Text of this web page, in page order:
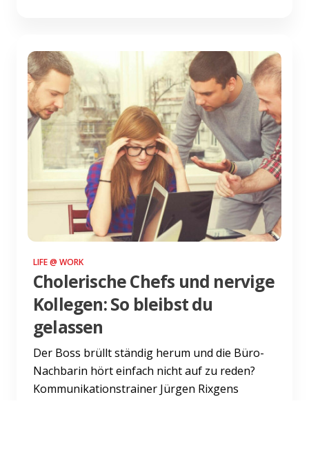
LIFE @ WORK
Cholerische Chefs und nervige
Kollegen: So bleibst du
gelassen
Der Boss brüllt ständig herum und die Büro-
Nachbarin hört einfach nicht auf zu reden?
Kommunikationstrainer Jürgen Rixgens